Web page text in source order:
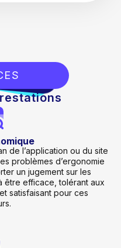
de l’application ou du site
problèmes d’ergonomie
un jugement sur les
être efficace, tolérant aux
satisfaisant pour ces